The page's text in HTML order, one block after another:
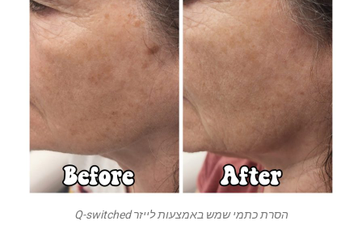
הסרת כתמי שמש באמצעות לייזר Q-switched